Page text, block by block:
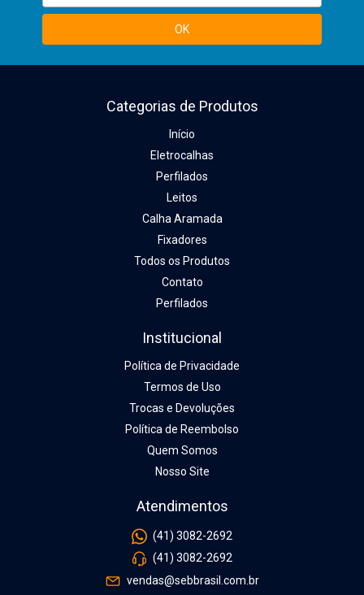
Categorias de Produtos
Início
Eletrocalhas
Perfilados
Leitos
Calha Aramada
Fixadores
Todos os Produtos
Contato
Perfilados
Institucional
Política de Privacidade
Termos de Uso
Trocas e Devoluções
Política de Reembolso
Quem Somos
Nosso Site
Atendimentos
(41) 3082-2692
(41) 3082-2692
vendas@sebbrasil.com.br